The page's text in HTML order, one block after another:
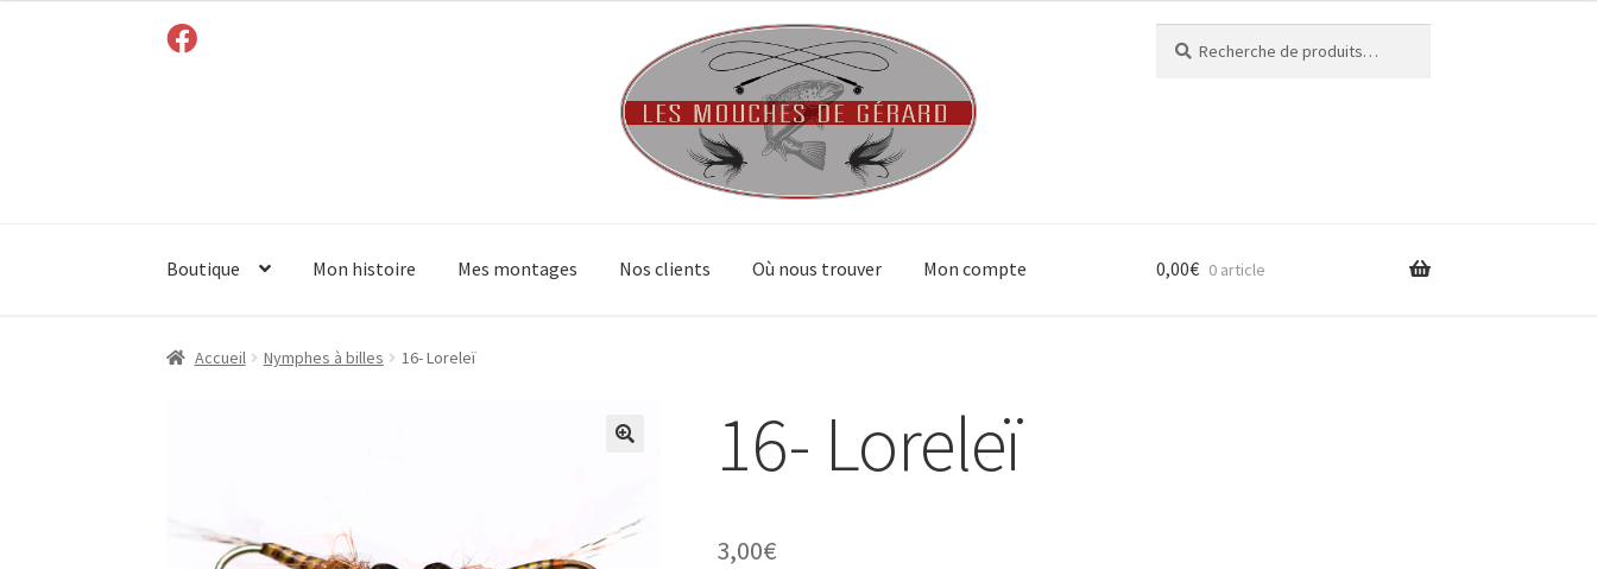
pour :
Boutique Mon histoire Mes montages Nos clients Où nous trouver Mon compte 0,00€ 0 article
Accueil Nymphes à billes 16- Loreleï
16- Loreleï
3,00€